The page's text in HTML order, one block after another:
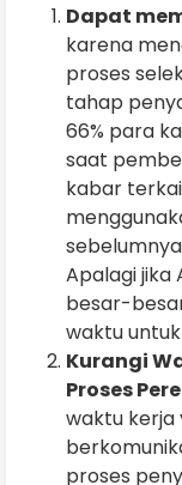
Dapat
karena
proses
tahap
66% para
saat
kabar
Apalagi jika
besar-
waktu
Kurangi
Proses
waktu kerja
proses